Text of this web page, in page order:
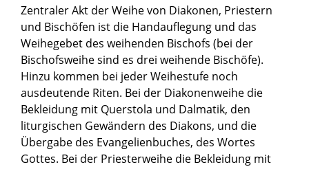
Zentraler Akt der Weihe von Diakonen, Priestern
und Bischöfen ist die Handauflegung und das
Weihegebet des weihenden Bischofs (bei der
Bischofsweihe sind es drei weihende Bischöfe).
Hinzu kommen bei jeder Weihestufe noch
ausdeutende Riten. Bei der Diakonenweihe die
Bekleidung mit Querstola und Dalmatik, den
liturgischen Gewändern des Diakons, und die
Übergabe des Evangelienbuches, des Wortes
Gottes. Bei der Priesterweihe die Bekleidung mit